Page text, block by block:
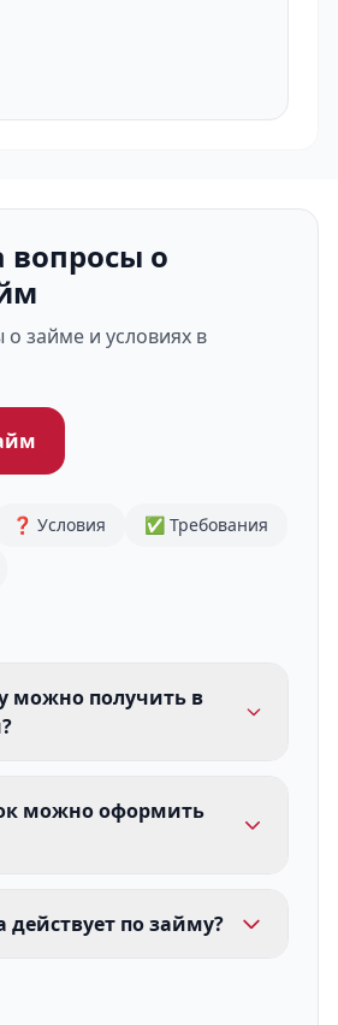
вопросы о
займе и условиях в
❓ Условия
✅ Требования
можно получить в
можно оформить
действует по займу?